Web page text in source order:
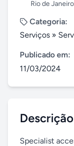
Rio de Janeiro
Categoria:
Serviços »
Publicado em:
11/03/2024
Descrição
Specialist